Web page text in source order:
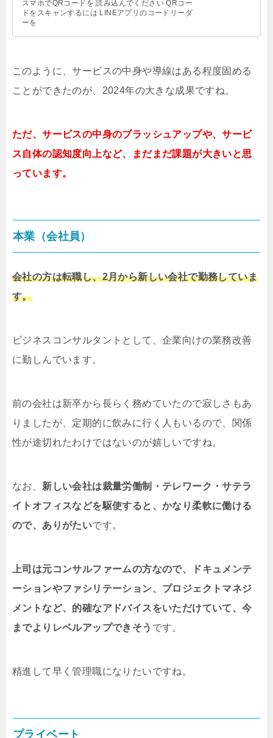
スマホでQRコードを 読み込んでください QRコー
ドをスキャンするには LINEアプリのコードリーダ
ーを
このように、サービスの中身や導線はある程度固める
ことができたのが、2024年の大きな成果ですね。
ただ、サービスの中身のブラッシュアップや、サービ
ス自体の認知度向上など、まだまだ課題が大きいと思
っています。
本業（会社員）
会社の方は転職し、2月から新しい会社で勤務していま
す。
ビジネスコンサルタントとして、企業向けの業務改善
に勤しんでいます。
前の会社は新卒から長らく務めていたので寂しさもあ
りましたが、定期的に飲みに行く人もいるので、関係
性が途切れたわけではないのが嬉しいですね。
なお、 新しい会社は裁量労働制・テレワーク・サテラ
イトオフィスなどを駆使すると、かなり柔軟に働ける
ので、ありがたいです。
上司は元コンサルファームの方なので、ドキュメンテ
ーションやファシリテーション、プロジェクトマネジ
メントなど、的確なアドバイスをいただけていて、今
までよりレベルアップできそう です。
精進して早く管理職になりたいですね。
プライベート